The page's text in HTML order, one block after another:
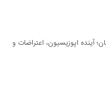
آینده اپوزیسیون، اعتراضات و